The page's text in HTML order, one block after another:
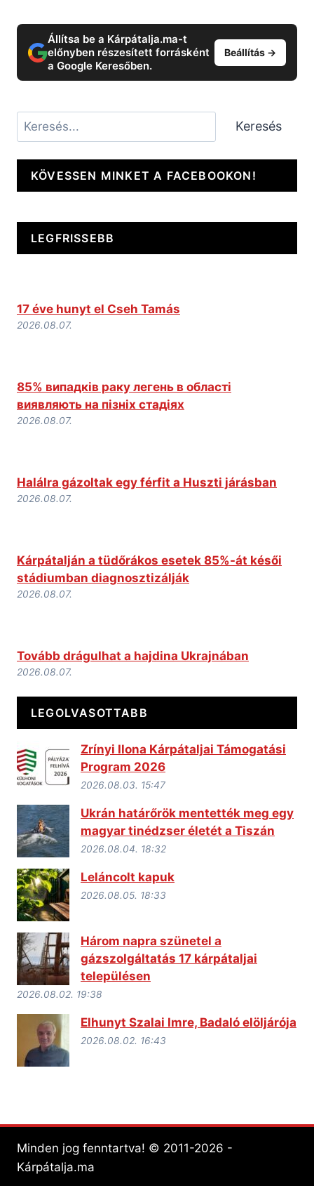
Állítsa be a Kárpátalja.ma-t
előnyben részesített forrásként
a Google Keresőben.
Beállítás →
Keresés Keresés
KÖVESSEN MINKET A FACEBOOKON!
LEGFRISSEBB
17 éve hunyt el Cseh Tamás
2026.08.07.
85% випадків раку легень в області
виявляють на пізніх стадіях
2026.08.07.
Halálra gázoltak egy férfit a Huszti járásban
2026.08.07.
Kárpátalján a tüdőrákos esetek 85%-át késői
stádiumban diagnosztizálják
2026.08.07.
Tovább drágulhat a hajdina Ukrajnában
2026.08.07.
LEGOLVASOTTABB
Zrínyi Ilona Kárpátaljai Támogatási
Program 2026
2026.08.03. 15:47
Ukrán határőrök mentették meg egy
magyar tinédzser életét a Tiszán
2026.08.04. 18:32
Leláncolt kapuk
2026.08.05. 18:33
Három napra szünetel a
gázszolgáltatás 17 kárpátaljai
településen
2026.08.02. 19:38
Elhunyt Szalai Imre, Badaló elöljárója
2026.08.02. 16:43
Minden jog fenntartva! © 2011-2026 -
Kárpátalja.ma